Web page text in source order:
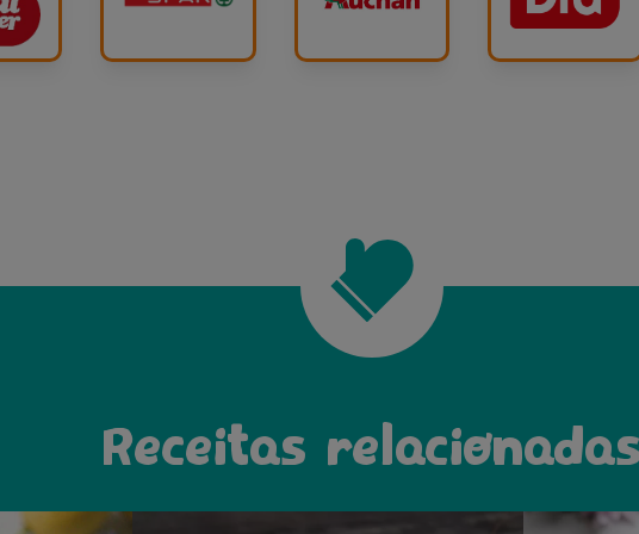
Receitas